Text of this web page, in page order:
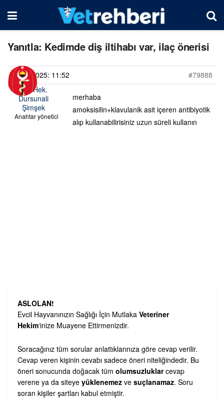
Yanıtla: Kedimde diş iltihabı var, ilaç önerisi
10/06/2025: 11:52
#79888
Vet. Hek.
Dursunali
Şimşek
Anahtar yönetici
merhaba
amoksisilin+klavulanik asit içeren antibiyotik
alıp kullanabilirisiniz uzun süreli kullanın
ASLOLAN!
Evcil Hayvanınızın Sağlığı İçin Mutlaka Veteriner
Hekim‘inize Muayene Ettirmenizdir.
Soracağınız tüm sorular anlattıklarınıza göre cevap verilir.
Cevap veren kişinin cevabı sadece öneri niteliğindedir. Bu
öneri sonucunda doğacak tüm olumsuzluklarcevap
verene ya da siteye yüklenemez ve suçlanamaz. Soru
soran kişiler şartları kabul etmiştir.